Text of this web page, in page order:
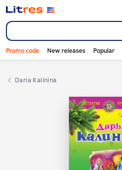
Promo code New releases Popular
Daria Kalinina